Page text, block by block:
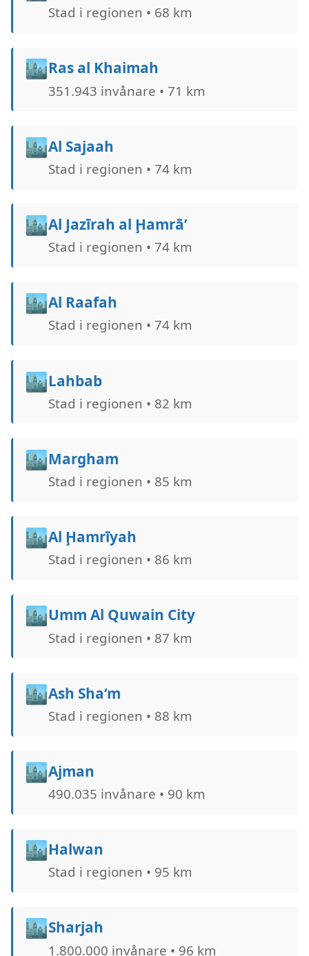
Stad i regionen • 68 km
🏙️Ras al Khaimah
351.943 invånare • 71 km
🏙️Al Sajaah
Stad i regionen • 74 km
🏙️Al Jazīrah al Ḩamrā’
Stad i regionen • 74 km
🏙️Al Raafah
Stad i regionen • 74 km
🏙️Lahbab
Stad i regionen • 82 km
🏙️Margham
Stad i regionen • 85 km
🏙️Al Ḩamrīyah
Stad i regionen • 86 km
🏙️Umm Al Quwain City
Stad i regionen • 87 km
🏙️Ash Sha‘m
Stad i regionen • 88 km
🏙️Ajman
490.035 invånare • 90 km
🏙️Halwan
Stad i regionen • 95 km
🏙️Sharjah
1.800.000 invånare • 96 km